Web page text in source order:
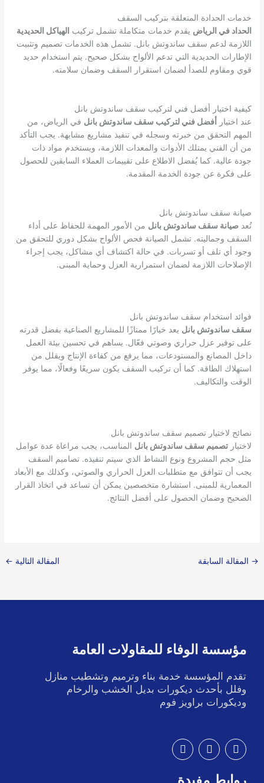
خدمات الحدادة المتعلقة بتركيب السقف
الحداد في الرياض يقدم خدمات متكاملة تشمل تركيب الهياكل الحديدية
اللازمة لدعم سقف ساندوتش بانل. تشمل هذه الخدمات تصميم وتثبيت
الإطارات الحديدية التي تدعم الألواح بشكل صحيح. يتم استخدام حديد
قوي ومقاوم للصدأ لضمان استقرار السقف وضمان سلامته.
كيفية اختيار أفضل فني لتركيب سقف ساندوتش بانل
عند اختيار
أفضل فني لتركيب سقف ساندوتش بانل في الرياض، من
المهم التحقق من خبرته وسجله في تنفيذ مشاريع مشابهة. يجب التأكد
من أن الفني يمتلك الأدوات والمعدات اللازمة، ويستخدم مواد ذات
جودة عالية. كما يُفضل الاطلاع على تقييمات العملاء السابقين للحصول
على فكرة عن جودة الخدمة المقدمة.
صيانة سقف ساندوتش بانل
تُعدصيانة سقف ساندوتش بانل من الأمور المهمة للحفاظ على أداء
السقف وجماليته. تشمل الصيانة فحص الألواح بشكل دوري للتحقق من
وجود أي تلف أو تسربات. في حالة اكتشاف أي مشاكل، يجب إجراء
الإصلاحات اللازمة لضمان استمرارية العزل وحماية المبنى.
فوائد استخدام سقف ساندوتش بانل
سقف ساندوتش بانل يعد خيارًا ممتازًا للمشاريع الصناعية بفضل قدرته
على توفير عزل حراري وصوتي فعّال. يساهم في تحسين بيئة العمل
داخل المصانع والمستودعات، مما يرفع من كفاءة الإنتاج ويقلل من
استهلاك الطاقة. كما أن تركيب السقف يكون سريعًا وفعالًا، مما يوفر
الوقت والتكاليف.
نصائح لاختيار تصميم سقف ساندوتش بانل
لاختيارتصميم سقف ساندوتش بانل المناسب، يجب مراعاة عدة عوامل
مثل حجم المشروع ونوع النشاط الذي سيتم تنفيذه. تصاميم السقف
يجب أن تتوافق مع متطلبات العزل الحراري والصوتي، وكذلك مع الأبعاد
المعمارية للمبنى. استشارة متخصصين يمكن أن تساعد في اتخاذ القرار
الصحيح وضمان الحصول على أفضل النتائج.
→ المقالة السابقة المقالة التالية ←
مؤسسة الوفاء للمقاولات العامة
تقدم المؤسسة خدمة بناء وترميم وتشطيب منازل
وفلل بأحدث ديكورات بديل الخشب والرخام
وديكورات براويز فوم
F
a
e
T
w
I
n
t